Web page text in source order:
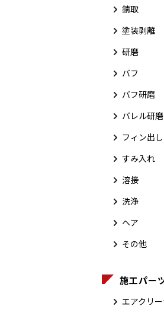
錆取
塗装剥離
研磨
バフ
バフ研磨
バレル研磨
フィン出し
すみ入れ
溶接
洗浄
ヘア
その他
施工パー
エアクリ